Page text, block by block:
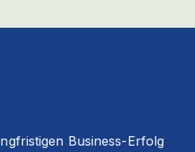
Business-Erfolg